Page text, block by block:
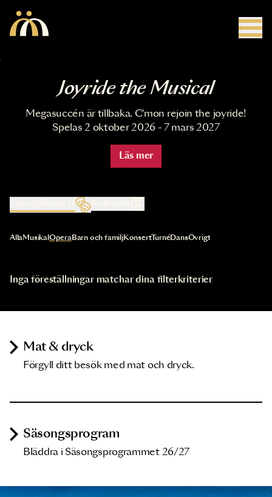
Joyride the Musical
Megasuccén är tillbaka. C'mon rejoin the joyride!
Spelas 2 oktober 2026 - 7 mars 2027
Läs mer
Kalender
Val av kategori uppdaterar innehållet automatiskt
AllaMusikal OperaBarn och familjKonsertTurnéDansÖvrigt
Inga föreställningar matchar dina filterkriterier
Mat & dryck
Förgyll ditt besök med mat och dryck.
Säsongsprogram
Bläddra i Säsongsprogrammet 26/27